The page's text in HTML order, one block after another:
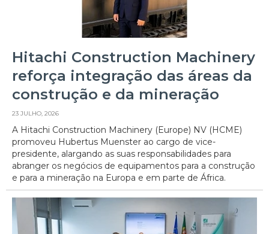
Hitachi Construction Machinery
reforça integração das áreas da
construção e da mineração
23 JULHO, 2026
A Hitachi Construction Machinery (Europe) NV (HCME)
promoveu Hubertus Muenster ao cargo de vice-
presidente, alargando as suas responsabilidades para
abranger os negócios de equipamentos para a construção
e para a mineração na Europa e em parte de África.